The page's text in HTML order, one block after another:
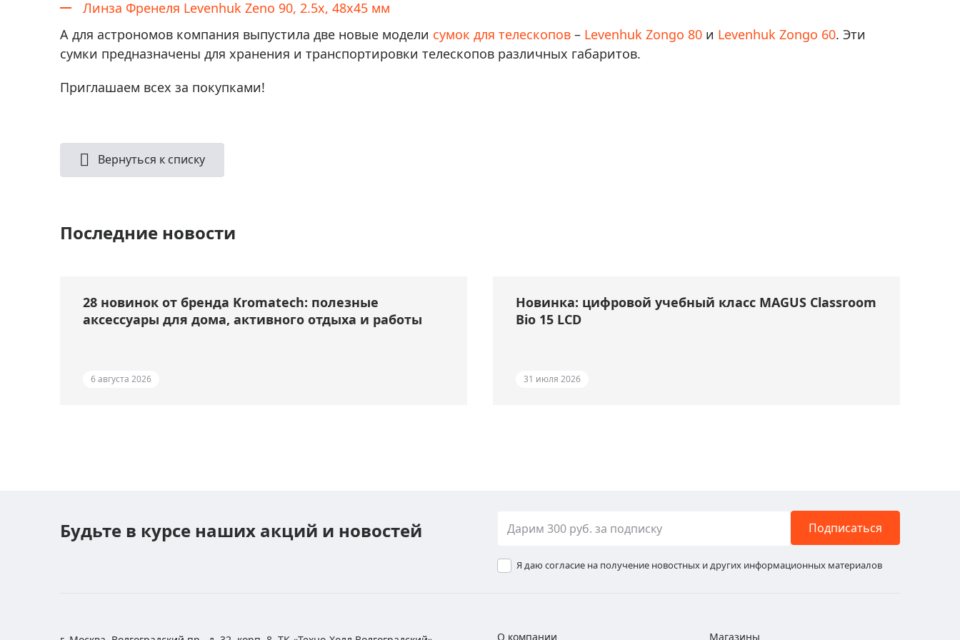
Линза Френеля Levenhuk Zeno 90, 2.5x, 48x45 мм
А для астрономов компания выпустила две новые модели сумок для телескопов – Levenhuk Zongo 80 и Levenhuk Zongo 60. Эти
сумки предназначены для хранения и транспортировки телескопов различных габаритов.
Приглашаем всех за покупками!
Вернуться к списку
Последние новости
28 новинок от бренда Kromatech: полезные
аксессуары для дома, активного отдыха и работы
6 августа 2026
Новинка: цифровой учебный класс MAGUS Classroom
Bio 15 LCD
31 июля 2026
Будьте в курсе наших акций и новостей Подписаться
Я даю согласие на получение новостных и других информационных материалов
О компании Магазины